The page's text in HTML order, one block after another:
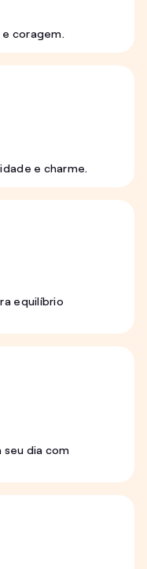
coragem.
e charme.
equilíbrio
dia com